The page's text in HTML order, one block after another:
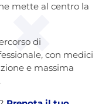
mette al centro la
di
con medici
e massima